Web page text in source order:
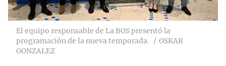
El equipo responsable de La BOS presentó la
programación de la nueva temporada.
OSKAR
GONZALEZ